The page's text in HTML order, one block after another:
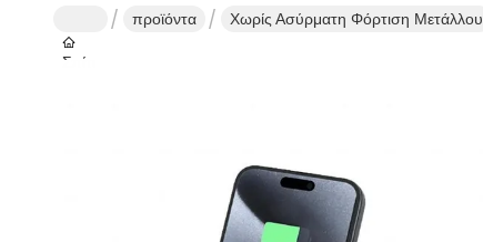
Σπίτι
προϊόντα Χωρίς Ασύρματη Φόρτιση Μετάλλου